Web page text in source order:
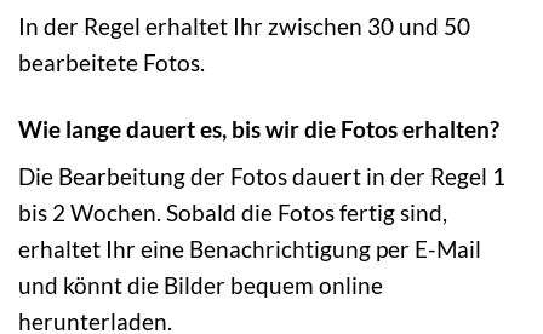
In der Regel erhaltet Ihr zwischen 30 und 50
bearbeitete Fotos.
Wie lange dauert es, bis wir die Fotos erhalten?
Die Bearbeitung der Fotos dauert in der Regel 1
bis 2 Wochen. Sobald die Fotos fertig sind,
erhaltet Ihr eine Benachrichtigung per E-Mail
und könnt die Bilder bequem online
herunterladen.